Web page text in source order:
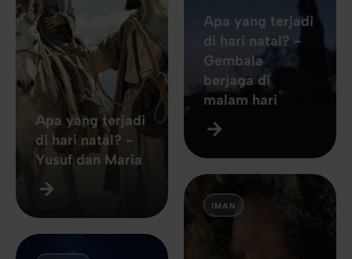
Apa yang terjadi
di hari natal? -
Yusuf dan Maria
Apa yang terjadi
di hari natal? -
Gembala
berjaga di
malam hari
IMAN